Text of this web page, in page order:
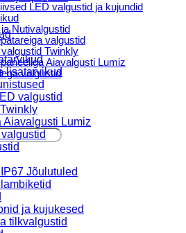
LED valgustid ja kujundid
Nutivalgustid
valgustid
Twinkly
Aiavalgusti Lumiz
valgustid
lisatarvikud
valgustid
Aiavalgusti Lumiz
Jõulutuled
ja kujukesed
tilkvalgustid